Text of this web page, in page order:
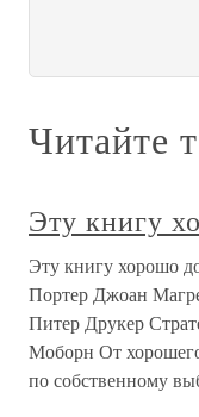
Читайте
Эту книгу
Эту книгу хорошо
Портер Джоан
Питер Друкер
Моборн От
по собственному